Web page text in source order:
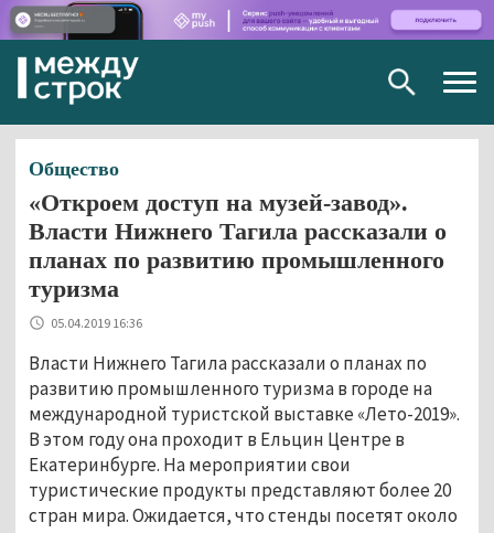
Общество
«Откроем доступ на музей-завод».
Власти Нижнего Тагила рассказали о
планах по развитию промышленного
туризма
05.04.2019 16:36
Власти Нижнего Тагила рассказали о планах по
развитию промышленного туризма в городе на
международной туристской выставке «Лето-2019».
В этом году она проходит в Ельцин Центре в
Екатеринбурге. На мероприятии свои
туристические продукты представляют более 20
стран мира. Ожидается, что стенды посетят около